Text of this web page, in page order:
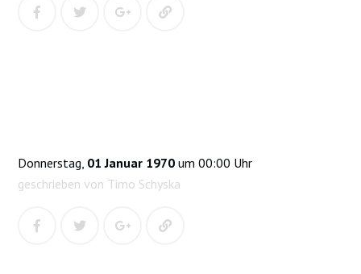
Donnerstag, 01 Januar 1970 um 00:00 Uhr
geschrieben von Timo Schyska